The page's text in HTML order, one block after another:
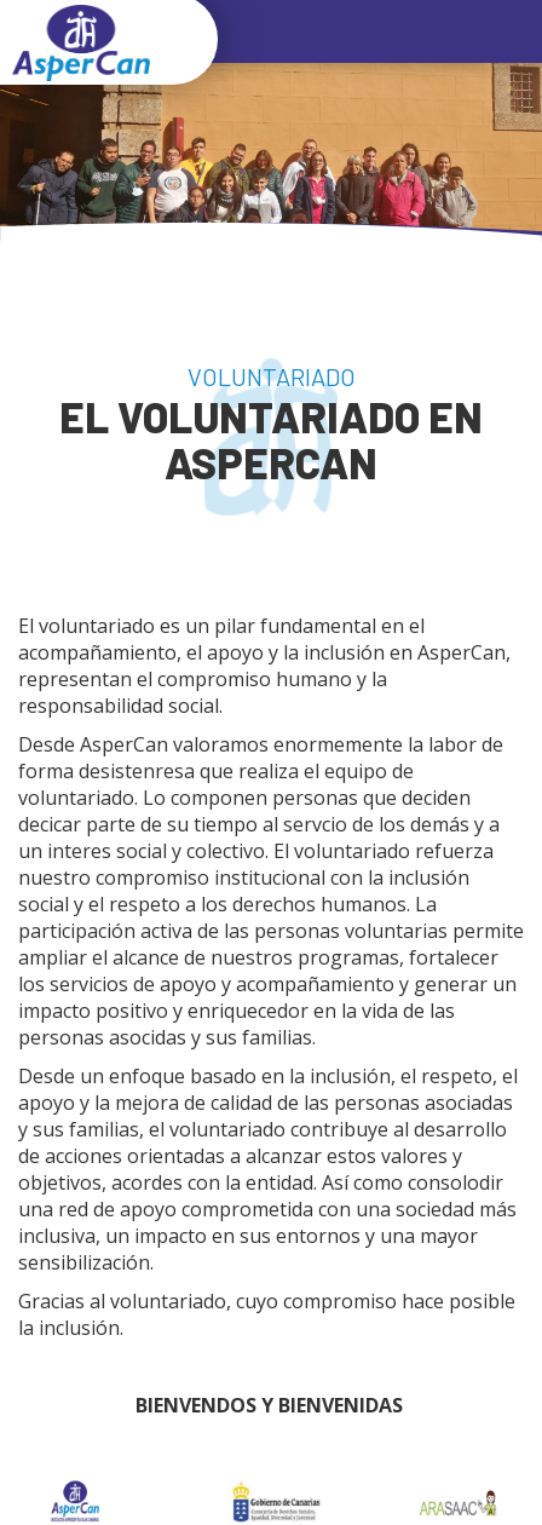
VOLUNTARIADO
EL VOLUNTARIADO EN
ASPERCAN
El voluntariado es un pilar fundamental en el
acompañamiento, el apoyo y la inclusión en AsperCan,
representan el compromiso humano y la
responsabilidad social.
Desde AsperCan valoramos enormemente la labor de
forma desistenresa que realiza el equipo de
voluntariado. Lo componen personas que deciden
decicar parte de su tiempo al servcio de los demás y a
un interes social y colectivo. El voluntariado refuerza
nuestro compromiso institucional con la inclusión
social y el respeto a los derechos humanos. La
participación activa de las personas voluntarias permite
ampliar el alcance de nuestros programas, fortalecer
los servicios de apoyo y acompañamiento y generar un
impacto positivo y enriquecedor en la vida de las
personas asocidas y sus familias.
Desde un enfoque basado en la inclusión, el respeto, el
apoyo y la mejora de calidad de las personas asociadas
y sus familias, el voluntariado contribuye al desarrollo
de acciones orientadas a alcanzar estos valores y
objetivos, acordes con la entidad. Así como consolodir
una red de apoyo comprometida con una sociedad más
inclusiva, un impacto en sus entornos y una mayor
sensibilización.
Gracias al voluntariado, cuyo compromiso hace posible
la inclusión.
BIENVENDOS Y BIENVENIDAS